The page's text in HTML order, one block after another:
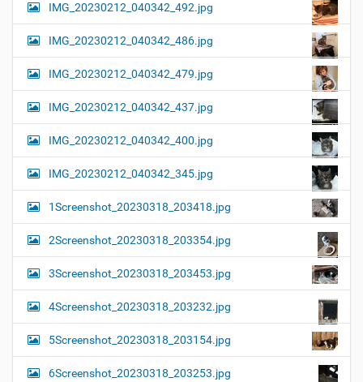
IMG_20230212_040342_492.jpg
IMG_20230212_040342_486.jpg
IMG_20230212_040342_479.jpg
IMG_20230212_040342_437.jpg
IMG_20230212_040342_400.jpg
IMG_20230212_040342_345.jpg
1Screenshot_20230318_203418.jpg
2Screenshot_20230318_203354.jpg
3Screenshot_20230318_203453.jpg
4Screenshot_20230318_203232.jpg
5Screenshot_20230318_203154.jpg
6Screenshot_20230318_203253.jpg